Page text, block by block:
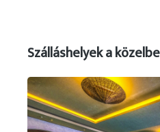
Szálláshelyek a